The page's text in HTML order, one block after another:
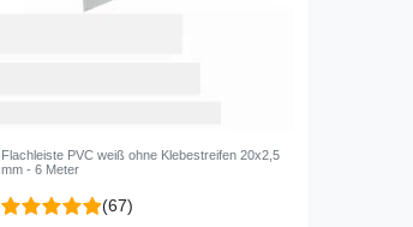
Flachleiste PVC weiß ohne Klebestreifen 20x2,5
mm - 6 Meter
(67)